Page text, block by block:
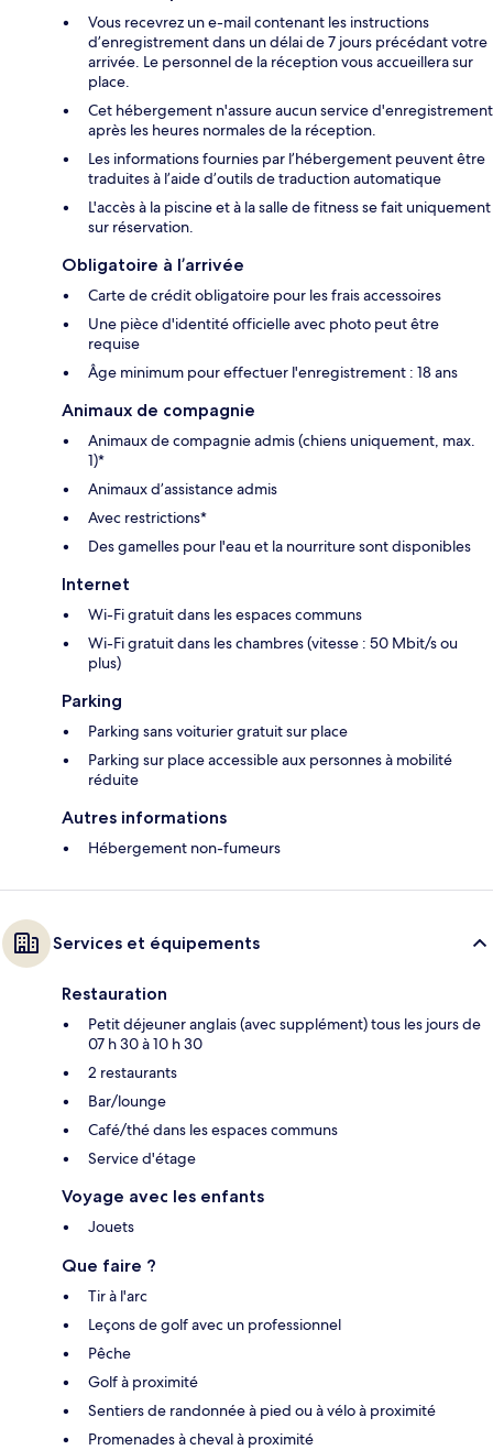
Vous recevrez un e-mail contenant les instructions
d’enregistrement dans un délai de 7 jours précédant votre
arrivée. Le personnel de la réception vous accueillera sur
place.
Cet hébergement n'assure aucun service d'enregistrement
après les heures normales de la réception.
Les informations fournies par l’hébergement peuvent être
traduites à l’aide d’outils de traduction automatique
L'accès à la piscine et à la salle de fitness se fait uniquement
sur réservation.
Obligatoire à l’arrivée
Carte de crédit obligatoire pour les frais accessoires
Une pièce d'identité officielle avec photo peut être
requise
Âge minimum pour effectuer l'enregistrement : 18 ans
Animaux de compagnie
Animaux de compagnie admis (chiens uniquement, max.
1)*
Animaux d’assistance admis
Avec restrictions*
Des gamelles pour l'eau et la nourriture sont disponibles
Internet
Wi-Fi gratuit dans les espaces communs
Wi-Fi gratuit dans les chambres (vitesse : 50 Mbit/s ou
plus)
Parking
Parking sans voiturier gratuit sur place
Parking sur place accessible aux personnes à mobilité
réduite
Autres informations
Hébergement non-fumeurs
Services et équipements
Restauration
Petit déjeuner anglais (avec supplément) tous les jours de
07 h 30 à 10 h 30
2 restaurants
Bar/lounge
Café/thé dans les espaces communs
Service d'étage
Voyage avec les enfants
Jouets
Que faire ?
Tir à l'arc
Leçons de golf avec un professionnel
Pêche
Golf à proximité
Sentiers de randonnée à pied ou à vélo à proximité
Promenades à cheval à proximité